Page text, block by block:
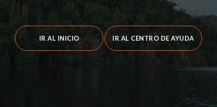
IR AL INICIO IR AL CENTRO DE AYUDA